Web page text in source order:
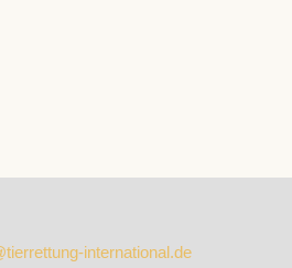
international.de